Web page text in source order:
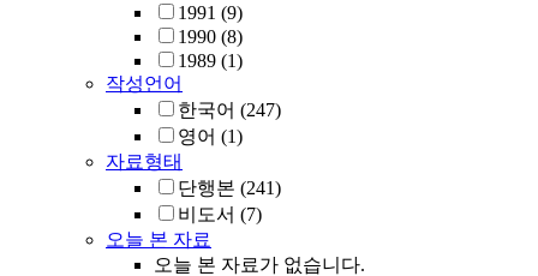
1991 (9)
1990 (8)
1989 (1)
작성언어
한국어 (247)
영어 (1)
자료형태
단행본 (241)
비도서 (7)
오늘 본 자료
오늘 본 자료가 없습니다.